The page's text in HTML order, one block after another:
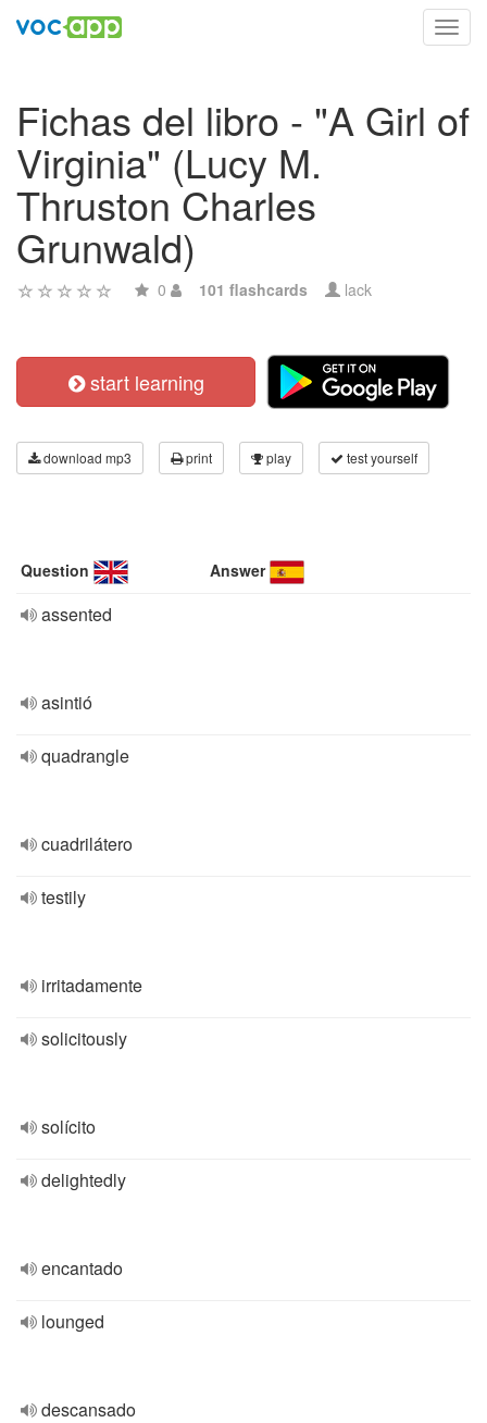
Fichas del libro - "A Girl of
Virginia" (Lucy M.
Thruston Charles
Grunwald)
0 101 flashcards lack
start learning
download mp3 print play test yourself
Question Answer
assented
asintió
quadrangle
cuadrilátero
testily
irritadamente
solicitously
solícito
delightedly
encantado
lounged
descansado